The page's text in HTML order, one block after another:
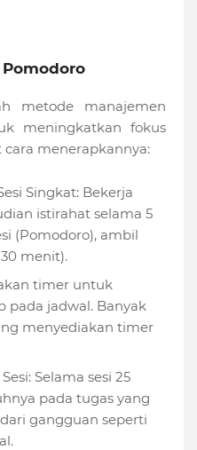
metode manajemen
meningkatkan fokus
menerapkannya:
Singkat: Bekerja
istirahat selama 5
(Pomodoro), ambil
menit).
timer untuk
jadwal. Banyak
menyediakan timer
Selama sesi 25
pada tugas yang
gangguan seperti